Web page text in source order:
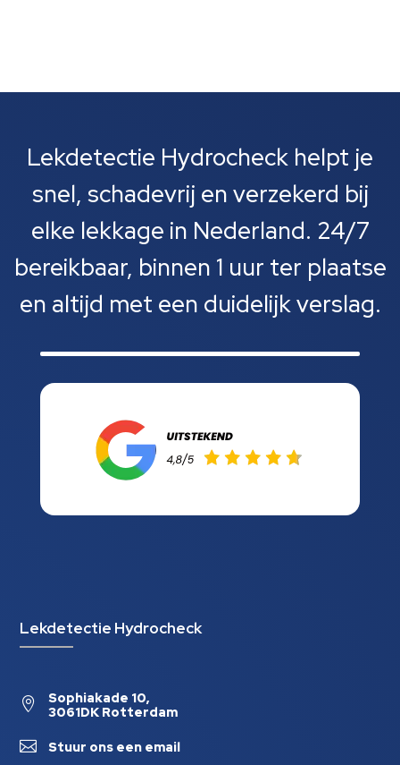
Lekdetectie Hydrocheck helpt je
snel, schadevrij en verzekerd bij
elke lekkage in Nederland. 24/7
bereikbaar, binnen 1 uur ter plaatse
en altijd met een duidelijk verslag.
Lekdetectie Hydrocheck

Sophiakade 10,
3061DK Rotterdam
 Stuur ons een email